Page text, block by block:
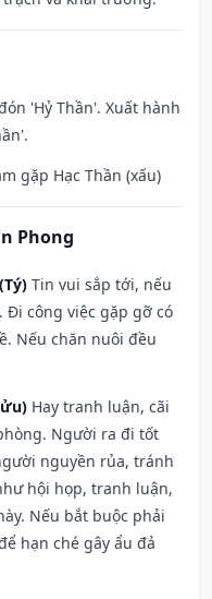
'Hỷ Thần'. Xuất hành
gặp Hạc Thần (xấu)
Phong
Tin vui sắp tới, nếu
công việc gặp gỡ có
Nếu chăn nuôi đều
Hay tranh luận, cãi
Người ra đi tốt
nguyền rủa, tránh
hội họp, tranh luận,
Nếu bắt buộc phải
hạn ché gây ẩu đả